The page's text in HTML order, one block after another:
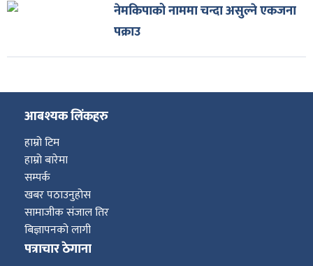
नेमकिपाको नाममा चन्दा असुल्ने एकजना
पक्राउ
आबश्यक लिंकहरु
हाम्रो टिम
हाम्रो बारेमा
सम्पर्क
खबर पठाउनुहोस
सामाजीक संजाल तिर
बिज्ञापनको लागी
पत्राचार ठेगाना